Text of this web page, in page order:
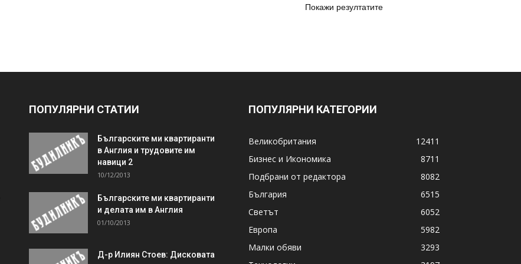
Покажи резултатите
ПОПУЛЯРНИ СТАТИИ
Българските ми квартиранти
в Англия и трудовите им
навици 2
10/12/2013
Българските ми квартиранти
и делата им в Англия
01/10/2013
Д-р Илиян Стоев: Дисковата
ПОПУЛЯРНИ КАТЕГОРИИ
Великобритания
12411
Бизнес и Икономика
8711
Подбрани от редактора
8082
България
6515
Светът
6052
Европа
5982
Малки обяви
3293